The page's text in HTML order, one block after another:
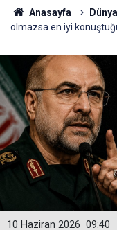
Anasayfa Dünya
olmazsa en iyi
09:40
10 Haziran 2026